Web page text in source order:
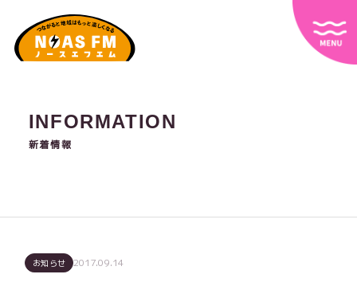
INFORMATION
新着情報
お知らせ 2017.09.14